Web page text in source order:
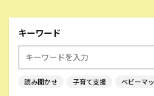
キーワード
読み聞かせ 子育て支援 ベビーマ